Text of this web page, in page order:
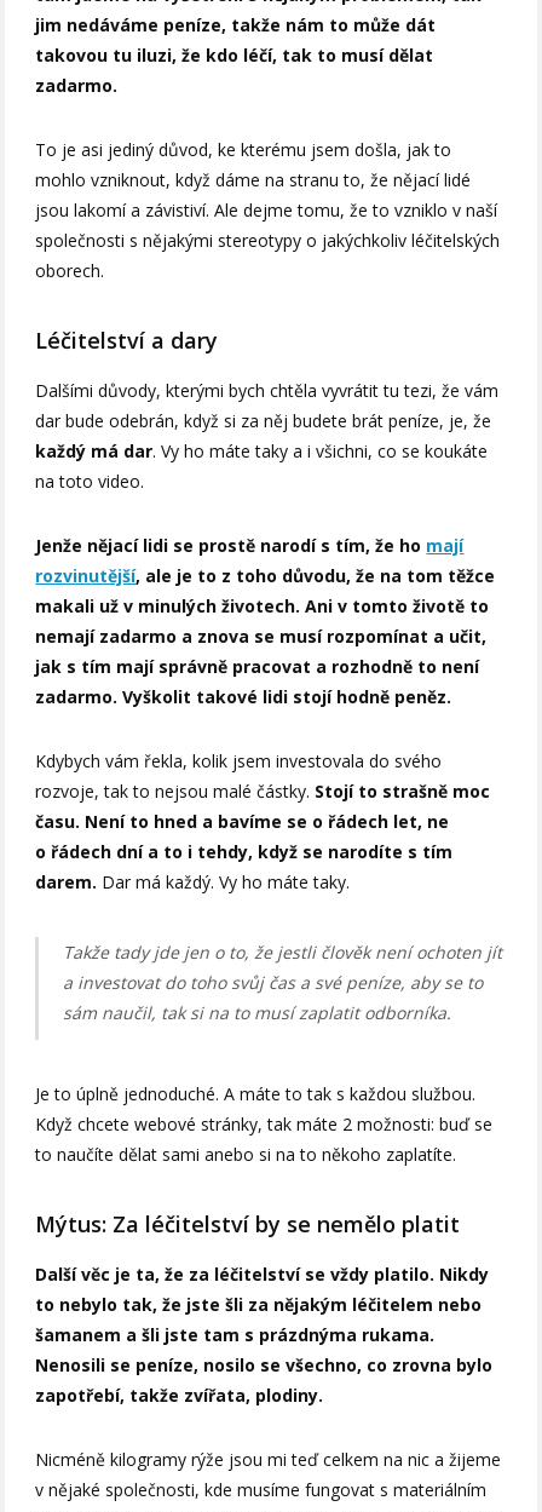
jim nedáváme peníze, takže nám to může dát
takovou tu iluzi, že kdo léčí, tak to musí dělat
zadarmo.
To je asi jediný důvod, ke kterému jsem došla, jak to
mohlo vzniknout, když dáme na stranu to, že nějací lidé
jsou lakomí a závistiví. Ale dejme tomu, že to vzniklo v naší
společnosti s nějakými stereotypy o jakýchkoliv léčitelských
oborech.
Léčitelství a dary
Dalšími důvody, kterými bych chtěla vyvrátit tu tezi, že vám
dar bude odebrán, když si za něj budete brát peníze, je, že
každý má dar. Vy ho máte taky a i všichni, co se koukáte
na toto video.
Jenže nějací lidi se prostě narodí s tím, že ho mají
rozvinutější, ale je to z toho důvodu, že na tom těžce
makali už v minulých životech. Ani v tomto životě to
nemají zadarmo a znova se musí rozpomínat a učit,
jak s tím mají správně pracovat a rozhodně to není
zadarmo. Vyškolit takové lidi stojí hodně peněz.
Kdybych vám řekla, kolik jsem investovala do svého
rozvoje, tak to nejsou malé částky. Stojí to strašně moc
času. Není to hned a bavíme se o řádech let, ne
o řádech dní a to i tehdy, když se narodíte s tím
darem. Dar má každý. Vy ho máte taky.
Takže tady jde jen o to, že jestli člověk není ochoten jít
a investovat do toho svůj čas a své peníze, aby se to
sám naučil, tak si na to musí zaplatit odborníka.
Je to úplně jednoduché. A máte to tak s každou službou.
Když chcete webové stránky, tak máte 2 možnosti: buď se
to naučíte dělat sami anebo si na to někoho zaplatíte.
Mýtus: Za léčitelství by se nemělo platit
Další věc je ta, že za léčitelství se vždy platilo. Nikdy
to nebylo tak, že jste šli za nějakým léčitelem nebo
šamanem a šli jste tam s prázdnýma rukama.
Nenosili se peníze, nosilo se všechno, co zrovna bylo
zapotřebí, takže zvířata, plodiny.
Nicméně kilogramy rýže jsou mi teď celkem na nic a žijeme
v nějaké společnosti, kde musíme fungovat s materiálním